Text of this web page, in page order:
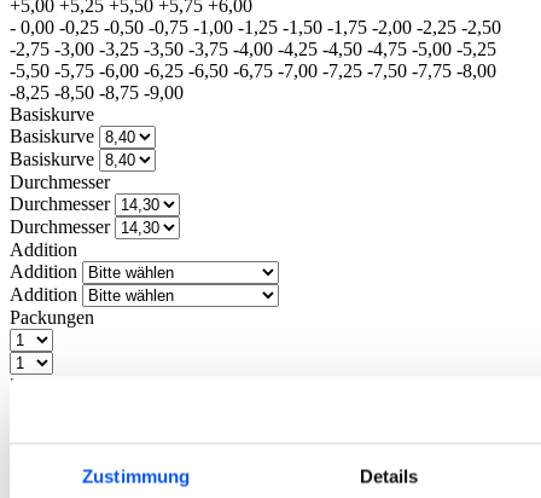
Zustimmung Details
+5,00 +5,25 +5,50 +5,75 +6,00
- 0,00 -0,25 -0,50 -0,75 -1,00 -1,25 -1,50 -1,75 -2,00 -2,25 -2,50
-2,75 -3,00 -3,25 -3,50 -3,75 -4,00 -4,25 -4,50 -4,75 -5,00 -5,25
-5,50 -5,75 -6,00 -6,25 -6,50 -6,75 -7,00 -7,25 -7,50 -7,75 -8,00
-8,25 -8,50 -8,75 -9,00
Basiskurve
Basiskurve
Basiskurve
Durchmesser
Durchmesser
Durchmesser
Addition
Addition
Addition
Packungen
3. Einzelbestellung oder Spar-Abo?
Sie sparen4,60€